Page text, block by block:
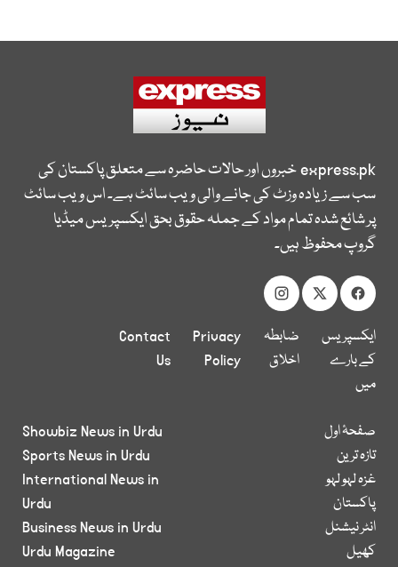
express.pkخبروں اور حالات حاضرہ سے متعلق پاکستان کی
سب سے زیادہ وزٹ کی جانے والی ویب سائٹ ہے۔ اس ویب سائٹ
پر شائع شدہ تمام مواد کے جملہ حقوق بحق ایکسپریس میڈیا
گروپ محفوظ ہیں۔
ایکسپریس
کے بارے
میں
ضابطہ
اخلاق
Privacy
Policy
Contact
Us
صفحۂ اول
تازہ ترین
غزہ لہو لہو
پاکستان
انٹر نیشنل
کھیل
Showbiz News in Urdu
Sports News in Urdu
International News in
Urdu
Business News in Urdu
Urdu Magazine